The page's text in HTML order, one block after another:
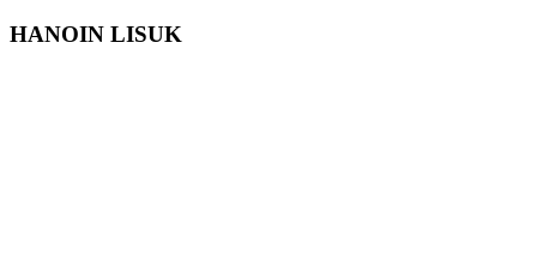
HANOIN LISUK